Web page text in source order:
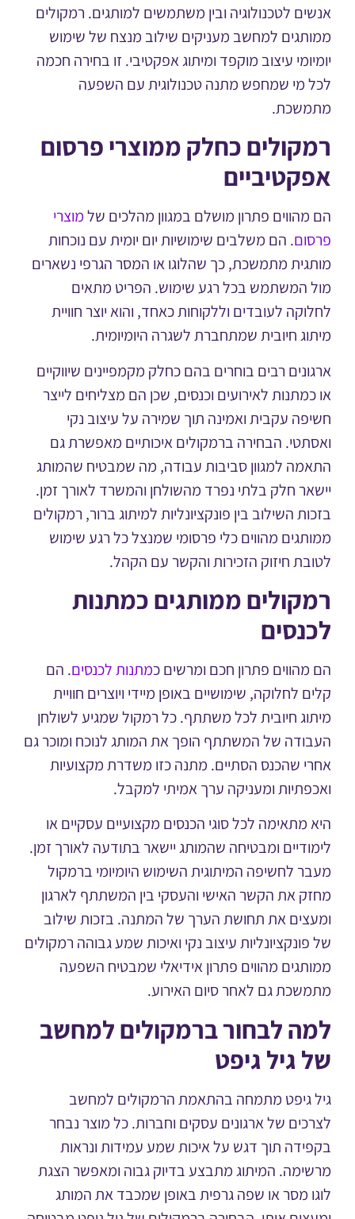
לטכנולוגיה ובין משתמשים למותגים. רמקולים
למחשב מעניקים שילוב מנצח של שימוש
עיצוב מוקפד ומיתוג אפקטיבי. זו בחירה חכמה
מי שמחפש מתנה טכנולוגית עם השפעה
כחלק ממוצרי פרסום
פתרון מושלם במגוון מהלכים שלמוצרי
. הם משלבים שימושיות יום יומית עם נוכחות
מתמשכת, כך שהלוגו או המסר הגרפי נשארים
המשתמש בכל רגע שימוש. הפריט מתאים
לעובדים וללקוחות כאחד, והוא יוצר חוויית
חיובית שמתחברת לשגרה היומיומית.
רבים בוחרים בהם כחלק מקמפיינים שיווקיים
לאירועים וכנסים, שכן הם מצליחים לייצר
עקבית ואמינה תוך שמירה על עיצוב נקי
הבחירה ברמקולים איכותיים מאפשרת גם
למגוון סביבות עבודה, מה שמבטיח שהמותג
חלק בלתי נפרד מהשולחן והמשרד לאורך זמן.
השילוב בין פונקציונליות למיתוג ברור, רמקולים
מהווים כלי פרסומי שמנצל כל רגע שימוש
חיזוק הזכירות והקשר עם הקהל.
ממותגים כמתנות
פתרון חכם ומרשים כמתנות לכנסים. הם
לחלוקה, שימושיים באופן מיידי ויוצרים חוויית
חיובית לכל משתתף. כל רמקול שמגיע לשולחן
של המשתתף הופך את המותג לנוכח ומוכר גם
שהכנס הסתיים. מתנה כזו משדרת מקצועיות
ומעניקה ערך אמיתי למקבל.
מתאימה לכל סוגי הכנסים מקצועיים עסקיים או
ומבטיחה שהמותג יישאר בתודעה לאורך זמן.
לחשיפה המיתוגית השימוש היומיומי ברמקול
את הקשר האישי והעסקי בין המשתתף לארגון
את תחושת הערך של המתנה. בזכות שילוב
עיצוב נקי ואיכות שמע גבוהה רמקולים
מהווים פתרון אידיאלי שמבטיח השפעה
גם לאחר סיום האירוע.
לבחור ברמקולים למחשב
גיל גיפט
גיפט מתמחה בהתאמת הרמקולים למחשב
של ארגונים עסקים וחברות. כל מוצר נבחר
תוך דגש על איכות שמע עמידות ונראות
המיתוג מתבצע בדיוק גבוה ומאפשר הצגת
מסר או שפה גרפית באופן שמכבד את המותג